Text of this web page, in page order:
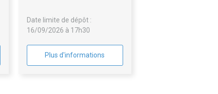
Date limite de dépôt :
16/09/2026 à 17h30
Plus d'informations